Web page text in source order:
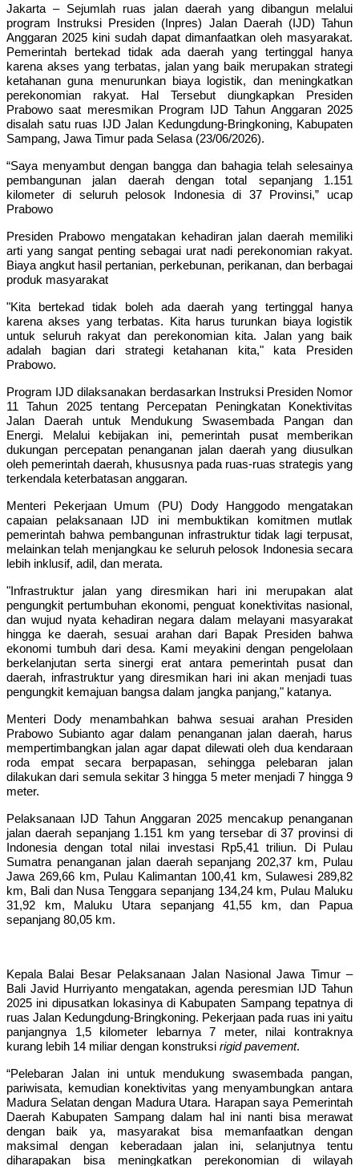
Jakarta – Sejumlah ruas jalan daerah yang dibangun melalui
program Instruksi Presiden (Inpres) Jalan Daerah (IJD) Tahun
Anggaran 2025 kini sudah dapat dimanfaatkan oleh masyarakat.
Pemerintah bertekad tidak ada daerah yang tertinggal hanya
karena akses yang terbatas, jalan yang baik merupakan strategi
ketahanan guna menurunkan biaya logistik, dan meningkatkan
perekonomian rakyat. Hal Tersebut diungkapkan Presiden
Prabowo saat meresmikan Program IJD Tahun Anggaran 2025
disalah satu ruas IJD Jalan Kedungdung-Bringkoning, Kabupaten
Sampang, Jawa Timur pada Selasa (23/06/2026).
“Saya menyambut dengan bangga dan bahagia telah selesainya
pembangunan jalan daerah dengan total sepanjang 1.151
kilometer di seluruh pelosok Indonesia di 37 Provinsi,” ucap
Prabowo
Presiden Prabowo mengatakan kehadiran jalan daerah memiliki
arti yang sangat penting sebagai urat nadi perekonomian rakyat.
Biaya angkut hasil pertanian, perkebunan, perikanan, dan berbagai
produk masyarakat
"Kita bertekad tidak boleh ada daerah yang tertinggal hanya
karena akses yang terbatas. Kita harus turunkan biaya logistik
untuk seluruh rakyat dan perekonomian kita. Jalan yang baik
adalah bagian dari strategi ketahanan kita," kata Presiden
Prabowo.
Program IJD dilaksanakan berdasarkan Instruksi Presiden Nomor
11 Tahun 2025 tentang Percepatan Peningkatan Konektivitas
Jalan Daerah untuk Mendukung Swasembada Pangan dan
Energi. Melalui kebijakan ini, pemerintah pusat memberikan
dukungan percepatan penanganan jalan daerah yang diusulkan
oleh pemerintah daerah, khususnya pada ruas-ruas strategis yang
terkendala keterbatasan anggaran.
Menteri Pekerjaan Umum (PU) Dody Hanggodo mengatakan
capaian pelaksanaan IJD ini membuktikan komitmen mutlak
pemerintah bahwa pembangunan infrastruktur tidak lagi terpusat,
melainkan telah menjangkau ke seluruh pelosok Indonesia secara
lebih inklusif, adil, dan merata.
"Infrastruktur jalan yang diresmikan hari ini merupakan alat
pengungkit pertumbuhan ekonomi, penguat konektivitas nasional,
dan wujud nyata kehadiran negara dalam melayani masyarakat
hingga ke daerah, sesuai arahan dari Bapak Presiden bahwa
ekonomi tumbuh dari desa. Kami meyakini dengan pengelolaan
berkelanjutan serta sinergi erat antara pemerintah pusat dan
daerah, infrastruktur yang diresmikan hari ini akan menjadi tuas
pengungkit kemajuan bangsa dalam jangka panjang," katanya.
Menteri Dody menambahkan bahwa sesuai arahan Presiden
Prabowo Subianto agar dalam penanganan jalan daerah, harus
mempertimbangkan jalan agar dapat dilewati oleh dua kendaraan
roda empat secara berpapasan, sehingga pelebaran jalan
dilakukan dari semula sekitar 3 hingga 5 meter menjadi 7 hingga 9
meter.
Pelaksanaan IJD Tahun Anggaran 2025 mencakup penanganan
jalan daerah sepanjang 1.151 km yang tersebar di 37 provinsi di
Indonesia dengan total nilai investasi Rp5,41 triliun. Di Pulau
Sumatra penanganan jalan daerah sepanjang 202,37 km, Pulau
Jawa 269,66 km, Pulau Kalimantan 100,41 km, Sulawesi 289,82
km, Bali dan Nusa Tenggara sepanjang 134,24 km, Pulau Maluku
31,92 km, Maluku Utara sepanjang 41,55 km, dan Papua
sepanjang 80,05 km.
Kepala Balai Besar Pelaksanaan Jalan Nasional Jawa Timur –
Bali Javid Hurriyanto mengatakan, agenda peresmian IJD Tahun
2025 ini dipusatkan lokasinya di Kabupaten Sampang tepatnya di
ruas Jalan Kedungdung-Bringkoning. Pekerjaan pada ruas ini yaitu
panjangnya 1,5 kilometer lebarnya 7 meter, nilai kontraknya
kurang lebih 14 miliar dengan konstruksi rigid pavement.
“Pelebaran Jalan ini untuk mendukung swasembada pangan,
pariwisata, kemudian konektivitas yang menyambungkan antara
Madura Selatan dengan Madura Utara. Harapan saya Pemerintah
Daerah Kabupaten Sampang dalam hal ini nanti bisa merawat
dengan baik ya, masyarakat bisa memanfaatkan dengan
maksimal dengan keberadaan jalan ini, selanjutnya tentu
diharapakan bisa meningkatkan perekonomian di wilayah